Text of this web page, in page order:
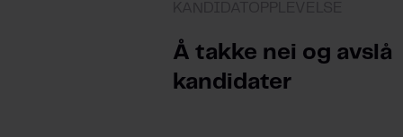
Å takke nei og avslå
kandidater